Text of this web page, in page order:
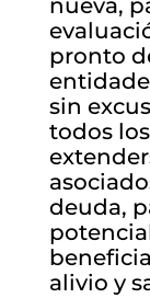
nueva,
pronto
sin
todos
deuda,
alivio y